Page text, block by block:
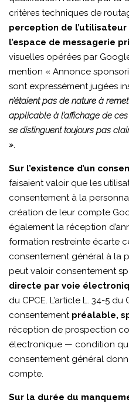
critères techniques de
perception de l’utilisateur
l’espace de messagerie
visuelles opérées par
mention « Annonce
sont expressément jugées
n’étaient pas de nature à
applicable à l’affichage de
se distinguent toujours pas
».
Sur l’existence d’un
faisaient valoir que les
consentement à la
création de leur compte
également la réception
formation restreinte écarte
consentement général à la
peut valoir consentement
directe par voie
du CPCE. L’article L. 34-5
consentement préalable,
réception de prospection
électronique — condition
consentement général
compte.
Sur la durée du